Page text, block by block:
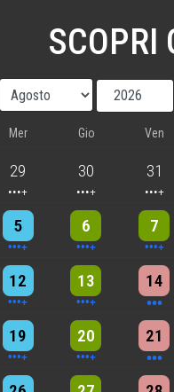
SCOPRI
Anno
Mer Gio Ven
29
5 events 30
5 events 31
5 events
5
7 events 6
6 events 7
5 events
12
6 events 13
9 events 14
3 events
19
7 events 20
6 events 21
3 events
6 events 3 events 2 events